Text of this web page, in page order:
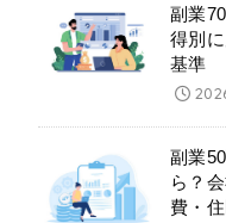
副業
得別
基準
副業
ら？
費・